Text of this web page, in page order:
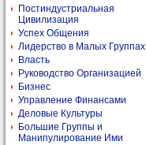
Постиндустриальная
Цивилизация
Успех Общения
Лидерство в Малых Группах
Власть
Руководство Организацией
Бизнес
Управление Финансами
Деловые Культуры
Большие Группы и
Манипулирование Ими